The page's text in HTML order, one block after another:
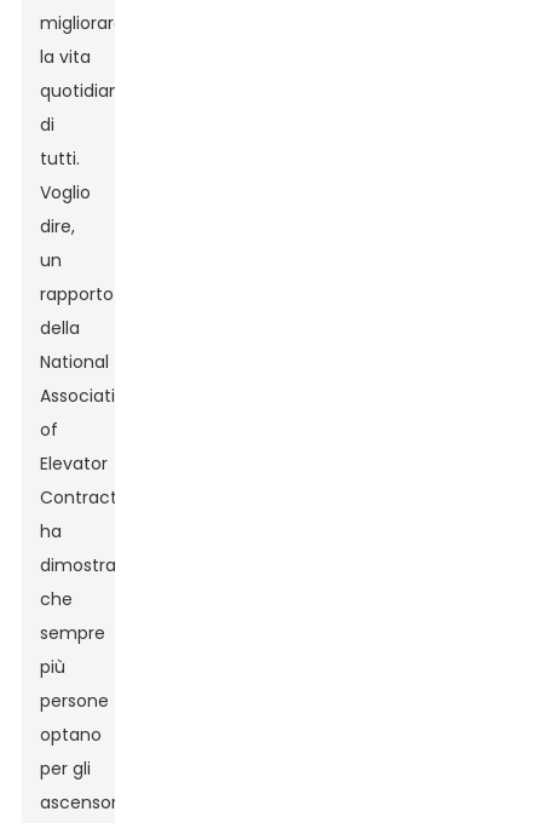
migliorare
la vita
quotidiana
di
tutti.
Voglio
dire,
un
rapporto
della
National
Association
of
Elevator
Contractors
ha
dimostrato
che
sempre
più
persone
optano
per gli
ascensori